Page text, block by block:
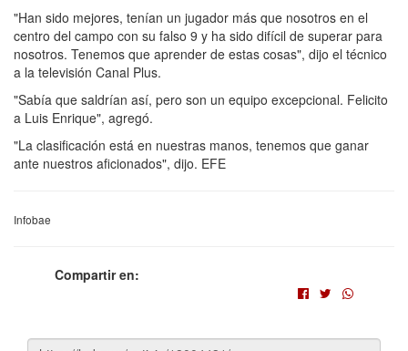
"Han sido mejores, tenían un jugador más que nosotros en el
centro del campo con su falso 9 y ha sido difícil de superar para
nosotros. Tenemos que aprender de estas cosas", dijo el técnico
a la televisión Canal Plus.
"Sabía que saldrían así, pero son un equipo excepcional. Felicito
a Luis Enrique", agregó.
"La clasificación está en nuestras manos, tenemos que ganar
ante nuestros aficionados", dijo. EFE
Infobae
Compartir en: